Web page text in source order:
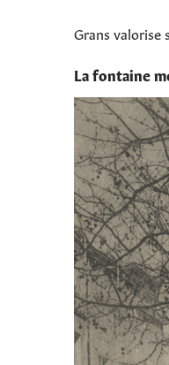
Grans valorise
La fontaine